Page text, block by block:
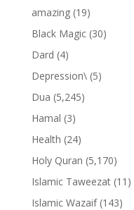
amazing(19)
Black Magic(30)
Dard (4)
Depression\(5)
Dua (5,245)
Hamal (3)
Health (24)
Holy Quran (5,170)
Islamic Taweezat(11)
Islamic Wazaif(143)